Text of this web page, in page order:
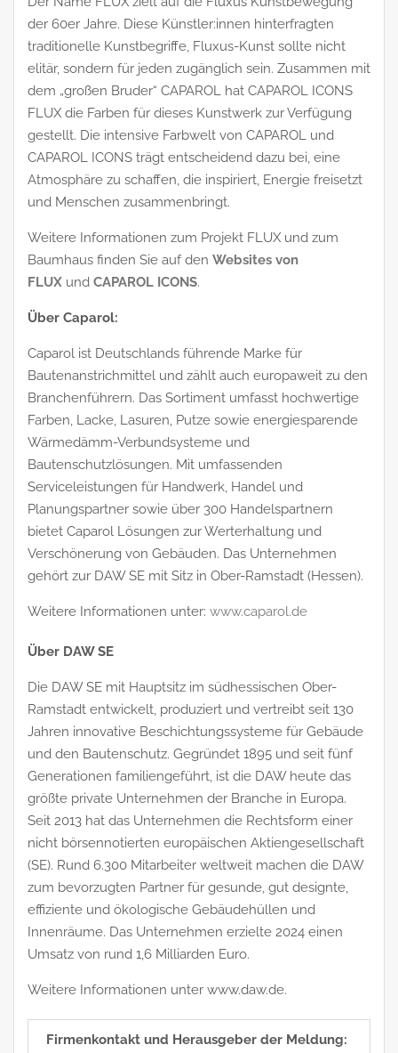
der 60er Jahre. Diese Künstler:innen hinterfragten
traditionelle Kunstbegriffe, Fluxus-Kunst sollte nicht
elitär, sondern für jeden zugänglich sein. Zusammen mit
dem „großen Bruder“ CAPAROL hat CAPAROL ICONS
FLUX die Farben für dieses Kunstwerk zur Verfügung
gestellt. Die intensive Farbwelt von CAPAROL und
CAPAROL ICONS trägt entscheidend dazu bei, eine
Atmosphäre zu schaffen, die inspiriert, Energie freisetzt
und Menschen zusammenbringt.
Weitere Informationen zum Projekt FLUX und zum
Baumhaus finden Sie auf den Websites von
FLUX und CAPAROL ICONS.
Über Caparol:
Caparol ist Deutschlands führende Marke für
Bautenanstrichmittel und zählt auch europaweit zu den
Branchenführern. Das Sortiment umfasst hochwertige
Farben, Lacke, Lasuren, Putze sowie energiesparende
Wärmedämm-Verbundsysteme und
Bautenschutzlösungen. Mit umfassenden
Serviceleistungen für Handwerk, Handel und
Planungspartner sowie über 300 Handelspartnern
bietet Caparol Lösungen zur Werterhaltung und
Verschönerung von Gebäuden. Das Unternehmen
gehört zur DAW SE mit Sitz in Ober-Ramstadt (Hessen).
Weitere Informationen unter: www.caparol.de
Über DAW SE
Die DAW SE mit Hauptsitz im südhessischen Ober-
Ramstadt entwickelt, produziert und vertreibt seit 130
Jahren innovative Beschichtungssysteme für Gebäude
und den Bautenschutz. Gegründet 1895 und seit fünf
Generationen familiengeführt, ist die DAW heute das
größte private Unternehmen der Branche in Europa.
Seit 2013 hat das Unternehmen die Rechtsform einer
nicht börsennotierten europäischen Aktiengesellschaft
(SE). Rund 6.300 Mitarbeiter weltweit machen die DAW
zum bevorzugten Partner für gesunde, gut designte,
effiziente und ökologische Gebäudehüllen und
Innenräume. Das Unternehmen erzielte 2024 einen
Umsatz von rund 1,6 Milliarden Euro.
Weitere Informationen unter www.daw.de.
Firmenkontakt und Herausgeber der Meldung: